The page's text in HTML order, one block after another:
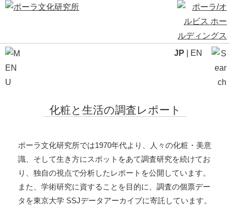
JP EN
化粧と生活の調査レポート
ポーラ文化研究所では1970年代より、人々の化粧・美意
識、そして生き方にスポットをあて調査研究を続けてお
り、独自の視点で分析したレポートを公開しています。
また、学術研究に資することを目的に、調査の個票デー
タを東京大学 SSJデータアーカイブに寄託しています。